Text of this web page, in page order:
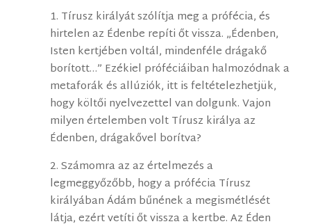
1. Tírusz királyát szólítja meg a prófécia, és
hirtelen az Édenbe repíti őt vissza. „Édenben,
Isten kertjében voltál, mindenféle drágakő
borított…” Ezékiel próféciáiban halmozódnak a
metaforák és allúziók, itt is feltételezhetjük,
hogy költői nyelvezettel van dolgunk. Vajon
milyen értelemben volt Tírusz királya az
Édenben, drágakővel borítva?
2. Számomra az az értelmezés a
legmeggyőzőbb, hogy a prófécia Tírusz
királyában Ádám bűnének a megismétlését
látja, ezért vetíti őt vissza a kertbe. Az Éden